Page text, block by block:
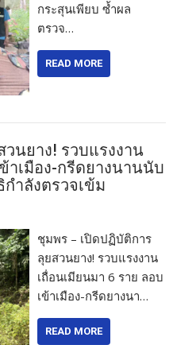
กระสุนเพียบ ซ้ำผล
ตรวจ…
READ MORE
นยาง! รวบแรงงาน
าเมือง-กรีดยางนานนับ
ำลังตรวจเข้ม
ชุมพร – เปิดปฏิบัติการ
ลุยสวนยาง! รวบแรงงาน
เถื่อนเมียนมา 6 ราย ลอบ
เข้าเมือง-กรีดยางนา…
READ MORE